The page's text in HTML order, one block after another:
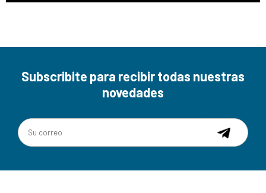
Subscribite para recibir todas nuestras
novedades